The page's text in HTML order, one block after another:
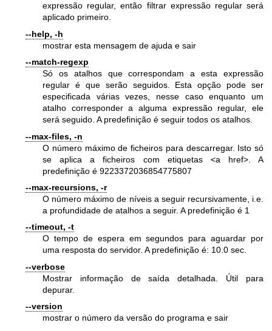
expressão regular, então filtrar expressão regular será
aplicado primeiro.
--help, -h
mostrar esta mensagem de ajuda e sair
--match-regexp
Só os atalhos que correspondam a esta expressão
regular é que serão seguidos. Esta opção pode ser
especificada várias vezes, nesse caso enquanto um
atalho corresponder a alguma expressão regular, ele
será seguido. A predefinição é seguir todos os atalhos.
--max-files, -n
O número máximo de ficheiros para descarregar. Isto só
se aplica a ficheiros com etiquetas <a href>. A
predefinição é 9223372036854775807
--max-recursions, -r
O número máximo de níveis a seguir recursivamente, i.e.
a profundidade de atalhos a seguir. A predefinição é 1
--timeout, -t
O tempo de espera em segundos para aguardar por
uma resposta do servidor. A predefinição é: 10.0 sec.
--verbose
Mostrar informação de saída detalhada. Útil para
depurar.
--version
mostrar o número da versão do programa e sair